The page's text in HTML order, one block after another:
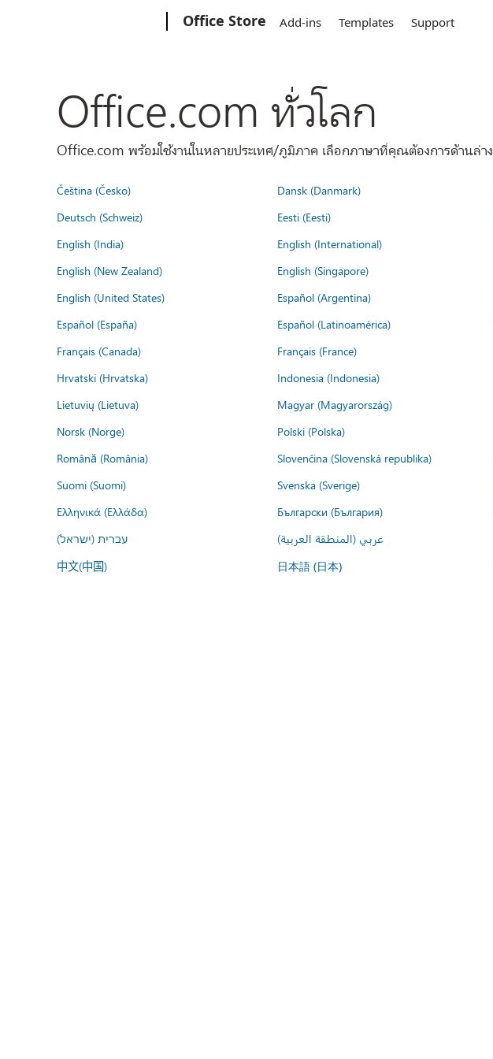
Office Store Add-ins Templates Support
Office.com ทั่วโลก
Office.com พร้อมใช้งานในหลายประเทศ/ภูมิภาค เลือกภาษาที่คุณต้องการด้านล่าง
Čeština (Česko) Dansk (Danmark)
Deutsch (Schweiz)
Eesti (Eesti)
English (India)
English (International)
English (New Zealand)
English (Singapore)
English (United States)
Español (Argentina)
Español (España)
Español (Latinoamérica)
Français (Canada)
Français (France)
Hrvatski (Hrvatska)
Indonesia (Indonesia)
Lietuvių (Lietuva)
Magyar (Magyarország)
Norsk (Norge)
Polski (Polska)
Română (România)
Slovenčina (Slovenská republika)
Suomi (Suomi)
Svenska (Sverige)
Ελληνικά (Ελλάδα)
Български (България)
עברית (ישראל)
عربي (المنطقة العربية)
中文(中国) 日本語 (日本)